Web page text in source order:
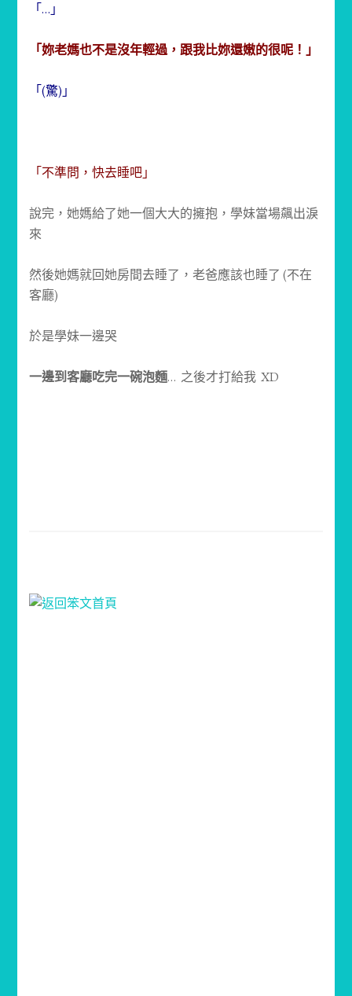
「…」
「妳老媽也不是沒年輕過，跟我比妳還嫩的很呢！」
「(驚)」
「不準問，快去睡吧」
說完，她媽給了她一個大大的擁抱，學妹當場飆出淚
來
然後她媽就回她房間去睡了，老爸應該也睡了 (不在
客廳)
於是學妹一邊哭
一邊到客廳吃完一碗泡麵… 之後才打給我 XD